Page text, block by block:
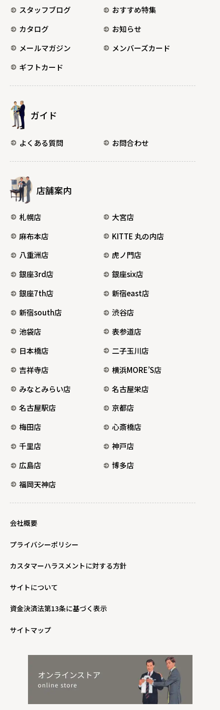
スタッフブログ
おすすめ特集
カタログ
お知らせ
メールマガジン
メンバーズカード
ギフトカード
ガイド
よくある質問 お問合わせ
店舗案内
札幌店
大宮店
麻布本店
KITTE 丸の内店
八重洲店
虎ノ門店
銀座3rd店
銀座six店
銀座7th店
新宿east店
新宿south店
渋谷店
池袋店
表参道店
日本橋店
二子玉川店
吉祥寺店
横浜MORE’S店
みなとみらい店
名古屋栄店
名古屋駅店
京都店
梅田店
心斎橋店
千里店
神戸店
広島店
博多店
福岡天神店
会社概要
プライバシーポリシー
カスタマーハラスメントに対する方針
サイトについて
資金決済法第13条に基づく表示
サイトマップ